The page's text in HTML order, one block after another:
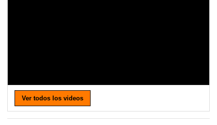
Ver todos los videos